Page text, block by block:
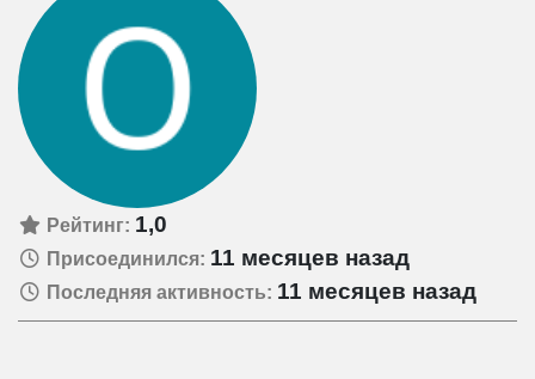
Рейтинг: 1,0
Присоединился: 11 месяцев назад
Последняя активность: 11 месяцев назад